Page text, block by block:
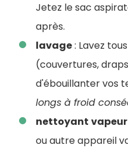
Jetez le sac
après.
lavage: Lavez
(couvertures,
d'ébouillanter vos
longs à froid
nettoyant vapeur
ou autre appareil